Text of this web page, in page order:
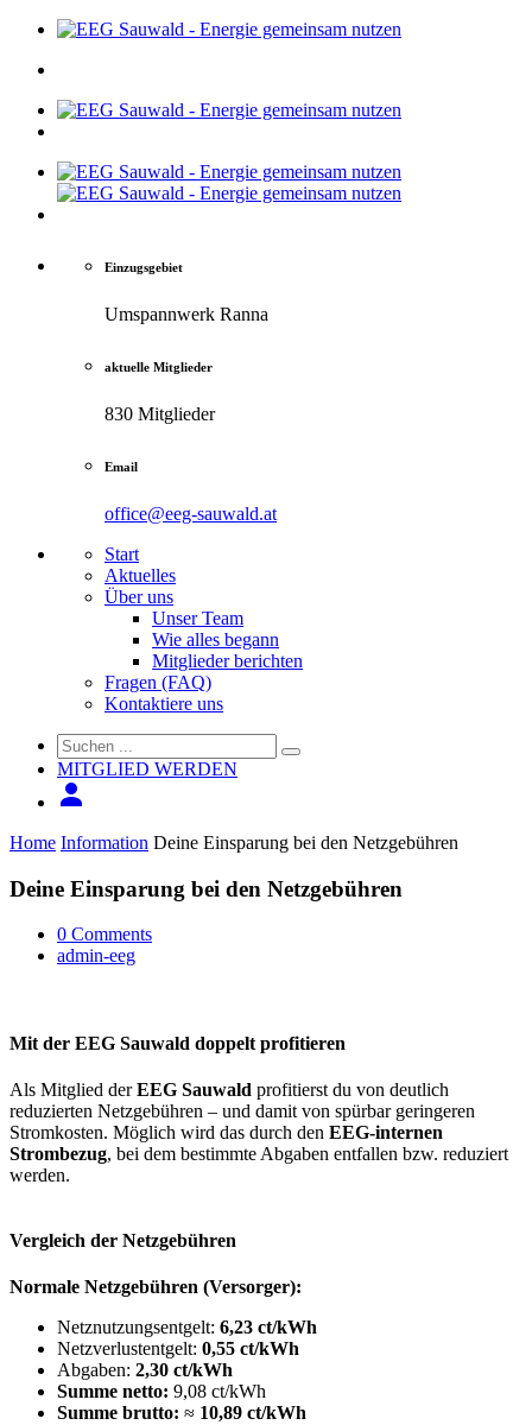
Einzugsgebiet
Umspannwerk Ranna
aktuelle Mitglieder
830 Mitglieder
Email
office@eeg-sauwald.at
Start
Aktuelles
Über uns
Unser Team
Wie alles begann
Mitglieder berichten
Fragen (FAQ)
Kontaktiere uns
MITGLIED WERDEN
Home Information Deine Einsparung bei den Netzgebühren
Deine Einsparung bei den Netzgebühren
0 Comments
admin-eeg
Mit der EEG Sauwald doppelt profitieren
Als Mitglied derEEG Sauwald profitierst du von deutlich
reduzierten Netzgebühren – und damit von spürbar geringeren
Stromkosten. Möglich wird das durch den EEG-internen
Strombezug, bei dem bestimmte Abgaben entfallen bzw. reduziert
werden.
Vergleich der Netzgebühren
Normale Netzgebühren (Versorger):
Netznutzungsentgelt: 6,23 ct/kWh
Netzverlustentgelt: 0,55 ct/kWh
Abgaben: 2,30 ct/kWh
Summe netto: 9,08 ct/kWh
Summe brutto: ≈ 10,89 ct/kWh